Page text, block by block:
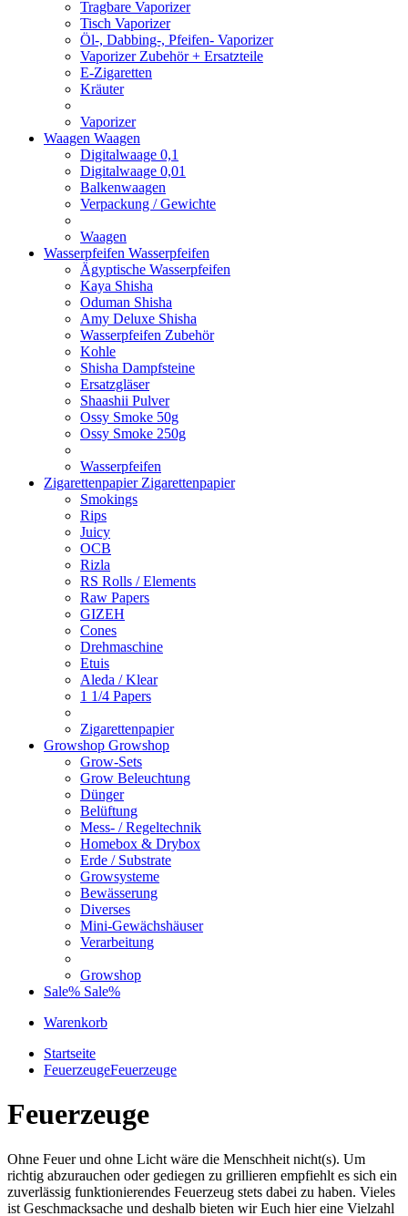
Tragbare Vaporizer
Tisch Vaporizer
Öl-, Dabbing-, Pfeifen- Vaporizer
Vaporizer Zubehör + Ersatzteile
E-Zigaretten
Kräuter
Vaporizer
Waagen Waagen
Digitalwaage 0,1
Digitalwaage 0,01
Balkenwaagen
Verpackung / Gewichte
Waagen
Wasserpfeifen Wasserpfeifen
Ägyptische Wasserpfeifen
Kaya Shisha
Oduman Shisha
Amy Deluxe Shisha
Wasserpfeifen Zubehör
Kohle
Shisha Dampfsteine
Ersatzgläser
Shaashii Pulver
Ossy Smoke 50g
Ossy Smoke 250g
Wasserpfeifen
Zigarettenpapier Zigarettenpapier
Smokings
Rips
Juicy
OCB
Rizla
RS Rolls / Elements
Raw Papers
GIZEH
Cones
Drehmaschine
Etuis
Aleda / Klear
1 1/4 Papers
Zigarettenpapier
Growshop Growshop
Grow-Sets
Grow Beleuchtung
Dünger
Belüftung
Mess- / Regeltechnik
Homebox & Drybox
Erde / Substrate
Growsysteme
Bewässerung
Diverses
Mini-Gewächshäuser
Verarbeitung
Growshop
Sale% Sale%
Warenkorb
Startseite
FeuerzeugeFeuerzeuge
Feuerzeuge
Ohne Feuer und ohne Licht wäre die Menschheit nicht(s). Um
richtig abzurauchen oder gediegen zu grillieren empfiehlt es sich ein
zuverlässig funktionierendes Feuerzeug stets dabei zu haben. Vieles
ist Geschmacksache und deshalb bieten wir Euch hier eine Vielzahl